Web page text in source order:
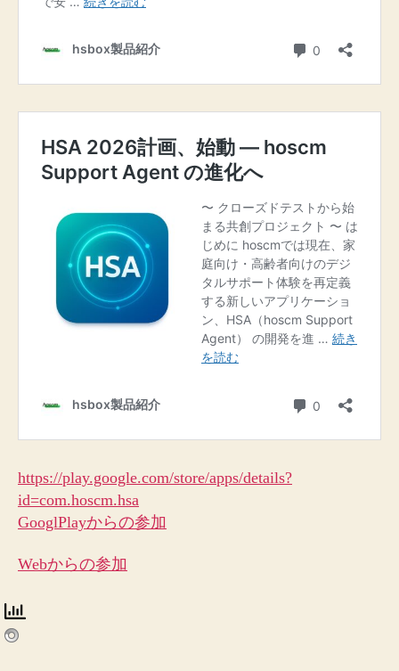
https://play.google.com/store/apps/details?
id=com.hoscm.hsa
GooglPlayからの参加
Webからの参加